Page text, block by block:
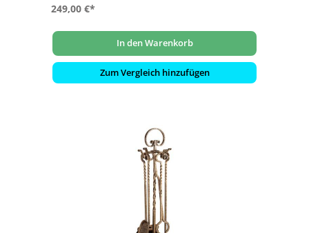
249,00 €*
In den Warenkorb
Zum Vergleich hinzufügen